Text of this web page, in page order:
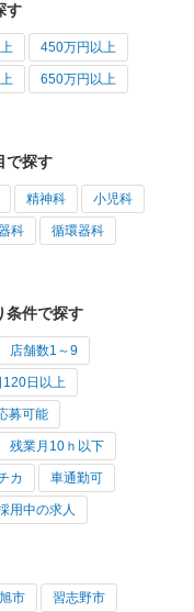
す
450万円以上
650万円以上
で探す
精神科 小児科
科 循環器科
条件で探す
店舗数1～9
120日以上
募可能
残業月10ｈ以下
カ 車通勤可
用中の求人
旭市 習志野市